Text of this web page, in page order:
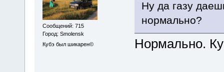
Сообщений: 715
Город: Smolensk
Кубэ был шикарен©
Ну да газу
нормально?
Нормально.